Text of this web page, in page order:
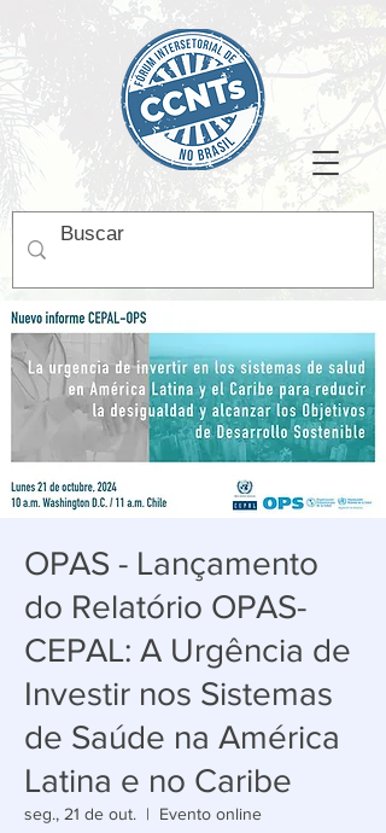
OPAS - Lançamento
do Relatório OPAS-
CEPAL: A Urgência de
Investir nos Sistemas
de Saúde na América
Latina e no Caribe
seg., 21 de out.
  |
Evento online